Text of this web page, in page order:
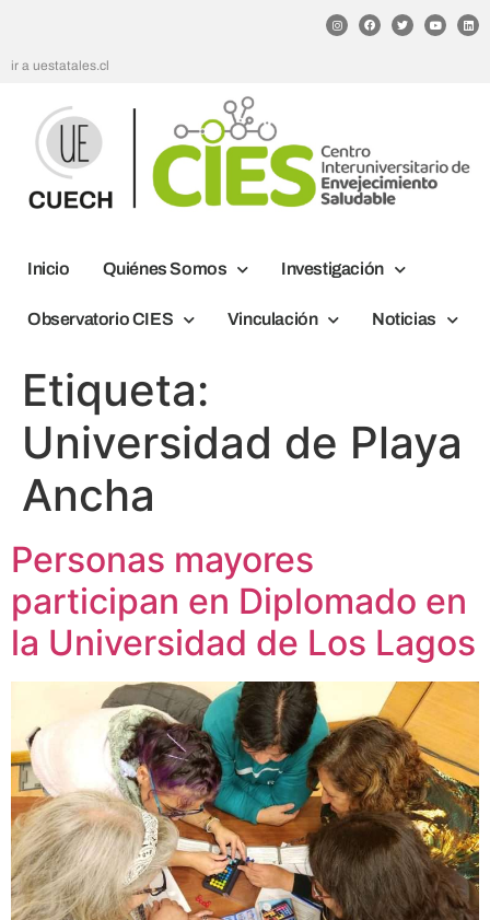
ir a uestatales.cl
Inicio Quiénes Somos Investigación
Observatorio CIES Vinculación Noticias
Etiqueta:
Universidad de Playa
Ancha
Personas mayores
participan en Diplomado en
la Universidad de Los Lagos